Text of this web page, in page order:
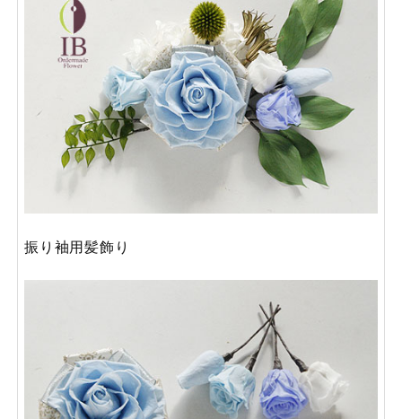
振り袖用髪飾り